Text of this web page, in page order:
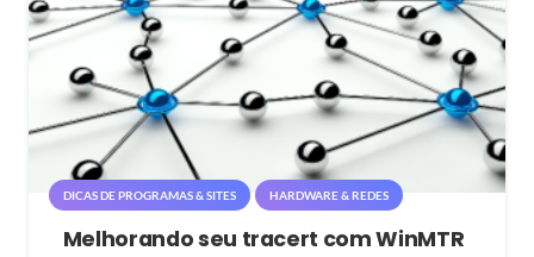
DICAS DE PROGRAMAS & SITES HARDWARE & REDES
Melhorando seu tracert com WinMTR